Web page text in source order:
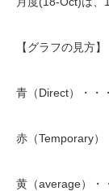
【グラフの見方】
青（Direct）・・
赤（Temporary）
黄（average）・